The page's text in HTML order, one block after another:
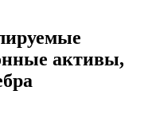
активы,